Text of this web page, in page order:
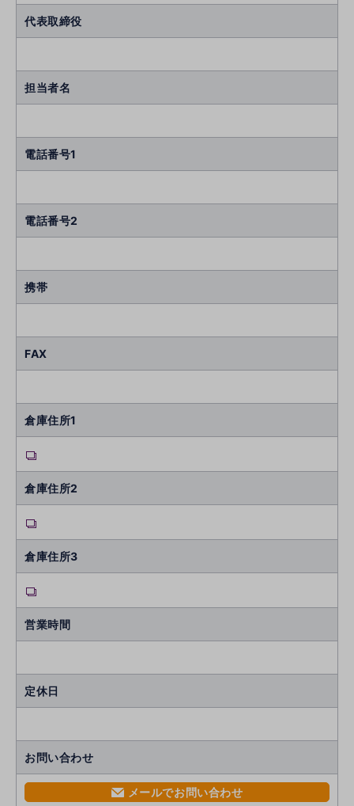
代表取締役
担当者名
電話番号1
電話番号2
携帯
FAX
倉庫住所1
倉庫住所2
倉庫住所3
営業時間
定休日
お問い合わせ
mail メールでお問い合わせ